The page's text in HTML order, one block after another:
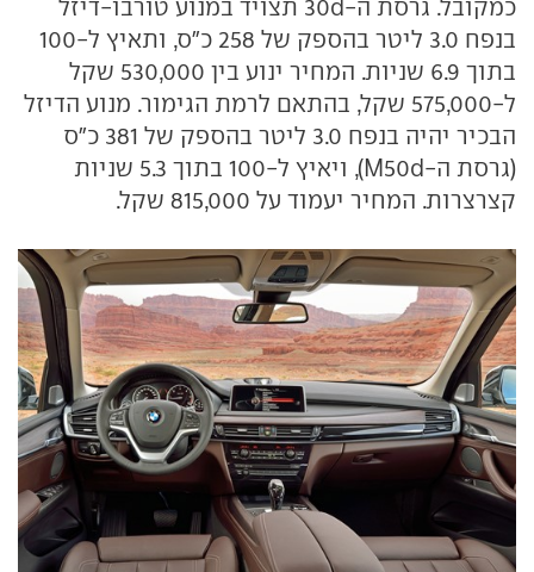
כמקובל. גרסת ה-30d תצויד במנוע טורבו-דיזל
בנפח 3.0 ליטר בהספק של 258 כ"ס, ותאיץ ל-100
בתוך 6.9 שניות. המחיר ינוע בין 530,000 שקל
ל-575,000 שקל, בהתאם לרמת הגימור. מנוע הדיזל
הבכיר יהיה בנפח 3.0 ליטר בהספק של 381 כ"ס
(גרסת ה-M50d), ויאיץ ל-100 בתוך 5.3 שניות
קצרצרות. המחיר יעמוד על 815,000 שקל.